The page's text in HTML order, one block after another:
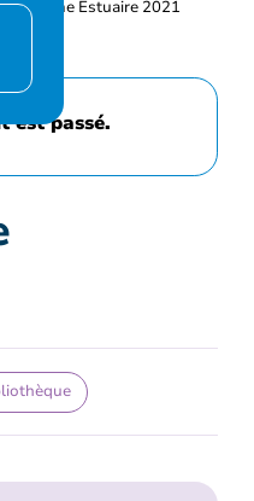
est passé.